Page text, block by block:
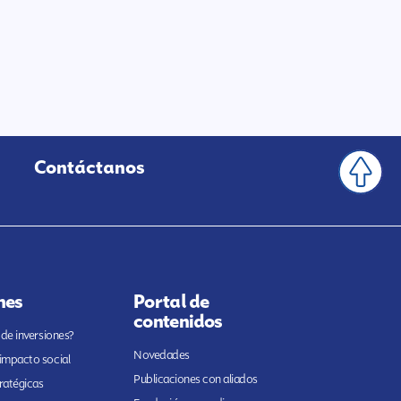
Contáctanos
inversiones?
social
Portal de
contenidos
Novedades
Publicaciones con aliados